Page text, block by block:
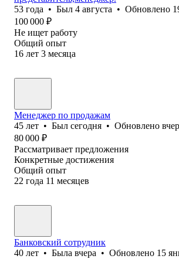
53 года • Был 4 августа • Обновлено
100 000 ₽
Не ищет работу
Общий опыт
16 лет 3 месяца
Менеджер по продажам
45 лет • Был сегодня • Обновлено
80 000 ₽
Рассматривает предложения
Конкретные достижения
Общий опыт
22 года 11 месяцев
Банковский сотрудник
40 лет • Была вчера • Обновлено 15